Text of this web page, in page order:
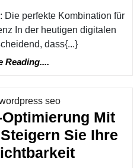
Und
Elementor:
Die
Perfekte
Für
Online-
Erfolg
Die perfekte Kombination für
In der heutigen digitalen
dass{...}
Reading....
seoKategorie
Mit
Sie Ihre
Optimale